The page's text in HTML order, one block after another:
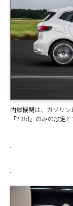
内燃機関は、ガソリン
「218d」のみの設定と